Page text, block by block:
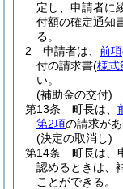
定し、申請者に
付額の確定通知
る。
2
申請者は、 前項
付の請求書(様式
い。
(補助金の交付)
第13条
町長は、
第2項の請求が
(決定の取消し)
第14条
町長は、
認めるときは、
ことができる。